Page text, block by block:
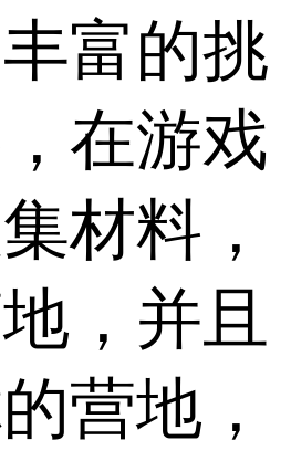
富的挑
在游戏
材料，
，并且
营地，